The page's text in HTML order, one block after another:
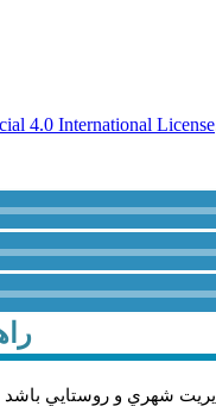
4.0 International License
شهري و روستايي